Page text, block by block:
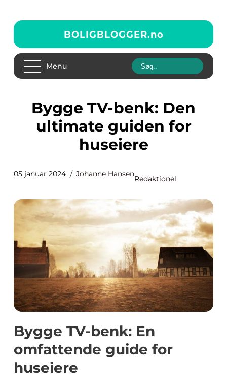
BOLIGBLOGGER.no
Menu
Bygge TV-benk: Den
ultimate guiden for
huseiere
05 januar 2024 Johanne Hansen
Redaktionel
Bygge TV-benk: En
omfattende guide for
huseiere